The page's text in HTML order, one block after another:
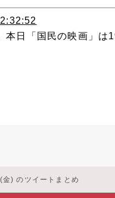
本日「国民の映画」は
) のツイートまとめ